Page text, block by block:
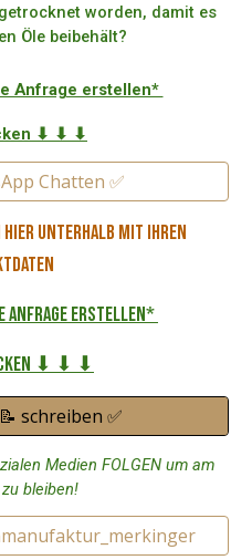
worden, damit es
Öle beibehält?
Anfrage erstellen*
⬇ ⬇ ⬇
Chatten ✅
hier unterhalb mit Ihren
Anfrage erstellen*
⬇ ⬇ ⬇
schreiben ✅
Medien FOLGEN um am
bleiben!